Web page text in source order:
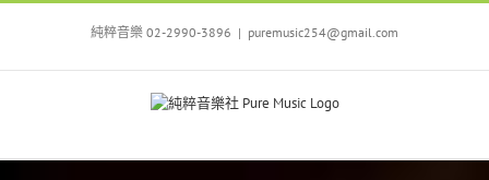
Skip
純粹音樂 02-2990-3896 | puremusic254@gmail.com